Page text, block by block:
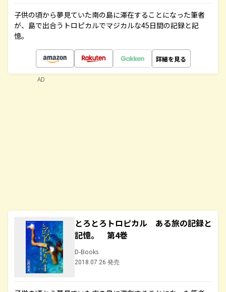
子供の頃から夢見ていた南の島に滞在することになった筆者
が、島で出合うトロピカルでマジカルな45日間の記録と記
憶。
詳細を見る
とろとろトロピカル ある旅の記録と
記憶。 第4巻
D-Books
2018.07.26 発売
AD